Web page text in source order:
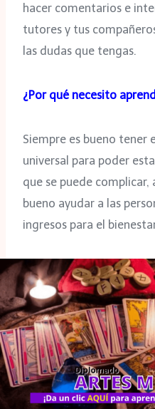
hacer comentarios e
tutores y tus
las dudas que tengas.
¿Por qué necesito
Siempre es bueno tener
universal para poder
que se puede complicar,
bueno ayudar a las
ingresos para el